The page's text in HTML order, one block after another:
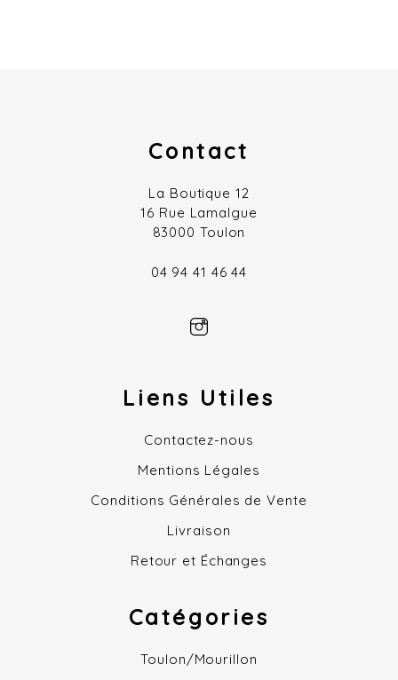
Contact
La Boutique 12
16 Rue Lamalgue
83000 Toulon
04 94 41 46 44
Liens Utiles
Contactez-nous
Mentions Légales
Conditions Générales de Vente
Livraison
Retour et Échanges
Catégories
Toulon/Mourillon